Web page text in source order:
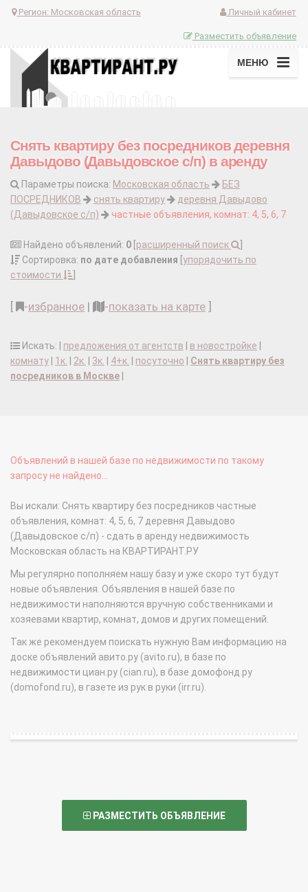
Регион: Московская область Личный кабинет
Разместить объявление
МЕНЮ
Снять квартиру без посредников деревня
Давыдово (Давыдовское с/п) в аренду
Параметры поиска: Московская область
БЕЗ
ПОСРЕДНИКОВ
снять квартиру
деревня Давыдово
(Давыдовское с/п)
частные объявления, комнат: 4, 5, 6, 7
Найдено объявлений: 0 расширенный поиск
Сортировка: по дате добавления упорядочить по
стоимости
-избранное | -показать на карте
Искать: | предложения от агентств в новостройке
комнату
1к. 2к. 3к. 4+к. посуточно
Снять квартиру без
посредников в Москве
Объявлений в нашей базе по недвижимости по такому
запросу не найдено...
Вы искали: Снять квартиру без посредников частные
объявления, комнат: 4, 5, 6, 7 деревня Давыдово
(Давыдовское с/п) - сдать в аренду недвижимость
Московская область на КВАРТИРАНТ.РУ
Мы регулярно пополняем нашу базу и уже скоро тут будут
новые объявления. Объявления в нашей базе по
недвижимости наполняются вручную собственниками и
хозяевами квартир, комнат, домов и других помещений.
Так же рекомендуем поискать нужную Вам информацию на
доске объявлений авито.ру (avito.ru), в базе по
недвижимости циан.ру (cian.ru), в базе домофонд.ру
(domofond.ru), в газете из рук в руки (irr.ru).
РАЗМЕСТИТЬ ОБЪЯВЛЕНИЕ